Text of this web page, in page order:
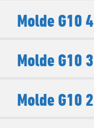
Molde G10 4
Molde G10 3
Molde G10 2